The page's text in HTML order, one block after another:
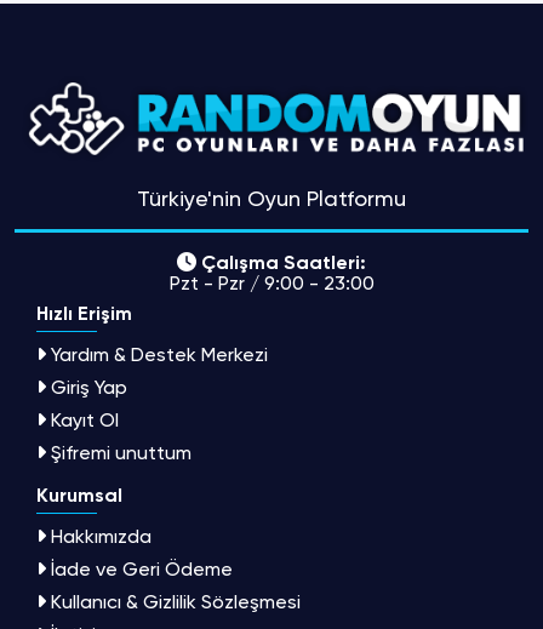
Türkiye'nin Oyun Platformu
Çalışma Saatleri:
Pzt - Pzr / 9:00 - 23:00
Hızlı Erişim
Yardım & Destek Merkezi
Giriş Yap
Kayıt Ol
Şifremi unuttum
Kurumsal
Hakkımızda
İade ve Geri Ödeme
Kullanıcı & Gizlilik Sözleşmesi